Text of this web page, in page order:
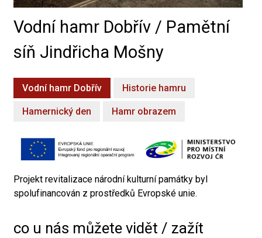
Vodní hamr Dobřív / Pamětní
síň Jindřicha Mošny
Vodní hamr Dobřív Historie hamru
Hamernický den Hamr obrazem
Projekt revitalizace národní kulturní památky byl
spolufinancován z prostředků Evropské unie.
co u nás můžete vidět / zažít